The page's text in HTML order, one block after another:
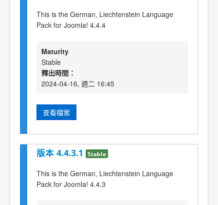
This is the German, Liechtenstein Language
Pack for Joomla! 4.4.4
Maturity
Stable
釋出時間：
2024-04-16, 週二 16:45
查看檔案
版本 4.4.3.1 Stable
This is the German, Liechtenstein Language
Pack for Joomla! 4.4.3